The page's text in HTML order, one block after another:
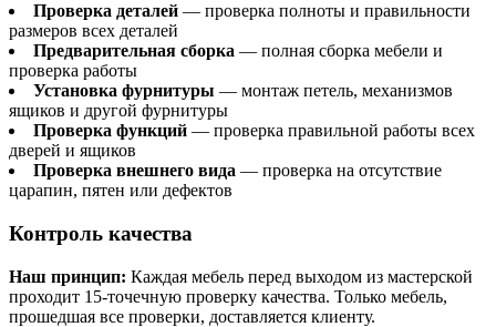
Проверка деталей — проверка полноты и правильности
размеров всех деталей
Предварительная сборка — полная сборка мебели и
проверка работы
Установка фурнитуры — монтаж петель, механизмов
ящиков и другой фурнитуры
Проверка функций — проверка правильной работы всех
дверей и ящиков
Проверка внешнего вида — проверка на отсутствие
царапин, пятен или дефектов
Контроль качества
Наш принцип: Каждая мебель перед выходом из мастерской
проходит 15-точечную проверку качества. Только мебель,
прошедшая все проверки, доставляется клиенту.